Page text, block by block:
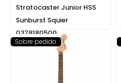
Stratocaster Junior HSS
Sunburst Squier
0378180500
Sobre pedido